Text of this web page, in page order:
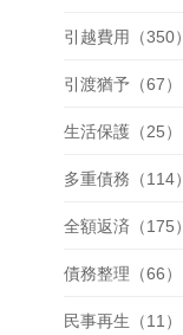
引越費用（350）
引渡猶予（67）
生活保護（25）
多重債務（114）
全額返済（175）
債務整理（66）
民事再生（11）